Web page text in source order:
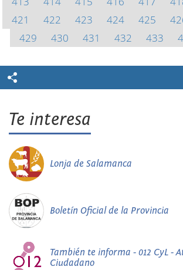
421
422 423 424 425
429
430 431 432 433
Te interesa
Lonja de Salamanca
Boletín Oficial de la Provincia
También te informa - 012 CyL -
Ciudadano